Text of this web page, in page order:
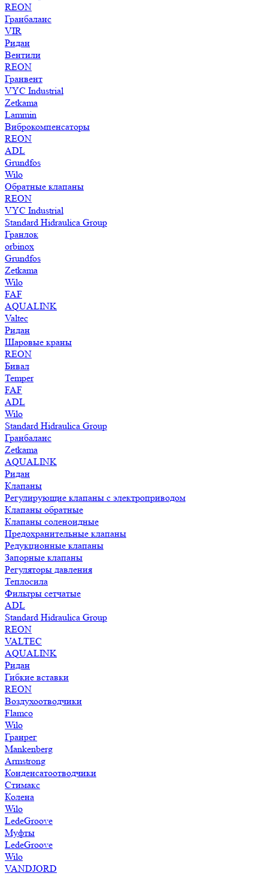
REON
Гранбаланс
VIR
Ридан
Вентили
REON
Гранвент
VYC Industrial
Zetkama
Lammin
Виброкомпенсаторы
REON
ADL
Grundfos
Wilo
Обратные клапаны
REON
VYC Industrial
Standard Hidraulica Group
Гранлок
orbinox
Grundfos
Zetkama
Wilo
FAF
AQUALINK
Valtec
Ридан
Шаровые краны
REON
Бивал
Temper
FAF
ADL
Wilo
Standard Hidraulica Group
Гранбаланс
Zetkama
AQUALINK
Ридан
Клапаны
Регулирующие клапаны с электроприводом
Клапаны обратные
Клапаны соленоидные
Предохранительные клапаны
Редукционные клапаны
Запорные клапаны
Регуляторы давления
Теплосила
Фильтры сетчатые
ADL
Standard Hidraulica Group
REON
VALTEC
AQUALINK
Ридан
Гибкие вставки
REON
Воздухоотводчики
Flamco
Wilo
Гранрег
Mankenberg
Armstrong
Конденсатоотводчики
Стимакс
Колена
Wilo
LedeGroove
Муфты
LedeGroove
Wilo
VANDJORD